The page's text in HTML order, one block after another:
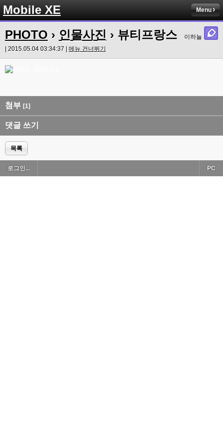
Mobile XE Menu
PHOTO › 인물사진 › 뷰티프랑스
이하늘
| 2015.05.04 03:34:37 | 메뉴 건너뛰기
첨부 [1]
댓글 쓰기
목록
로그인... PC